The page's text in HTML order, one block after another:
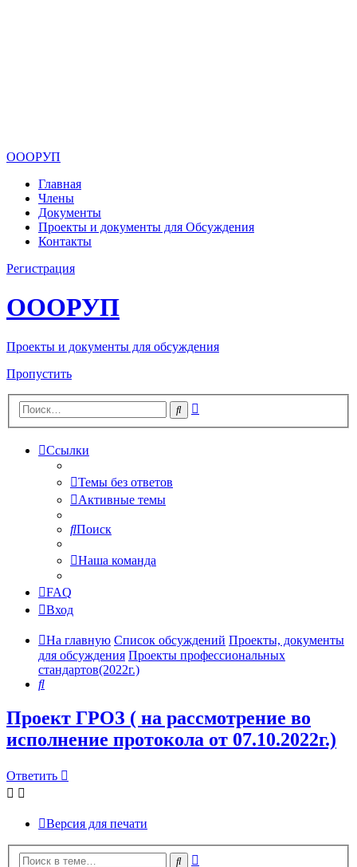
ОООРУП
Главная
Члены
Документы
Проекты и документы для Обсуждения
Контакты
Регистрация
ОООРУП
Проекты и документы для обсуждения
Пропустить
Поиск
Ссылки
Темы без ответов
Активные темы
Поиск
Наша команда
FAQ
Вход
На главную Список обсуждений Проекты, документы
для обсуждения Проекты профессиональных
стандартов(2022г.)
Поиск
Проект ГРОЗ ( на рассмотрение во
исполнение протокола от 07.10.2022г.)
Ответить
Версия для печати
Поиск